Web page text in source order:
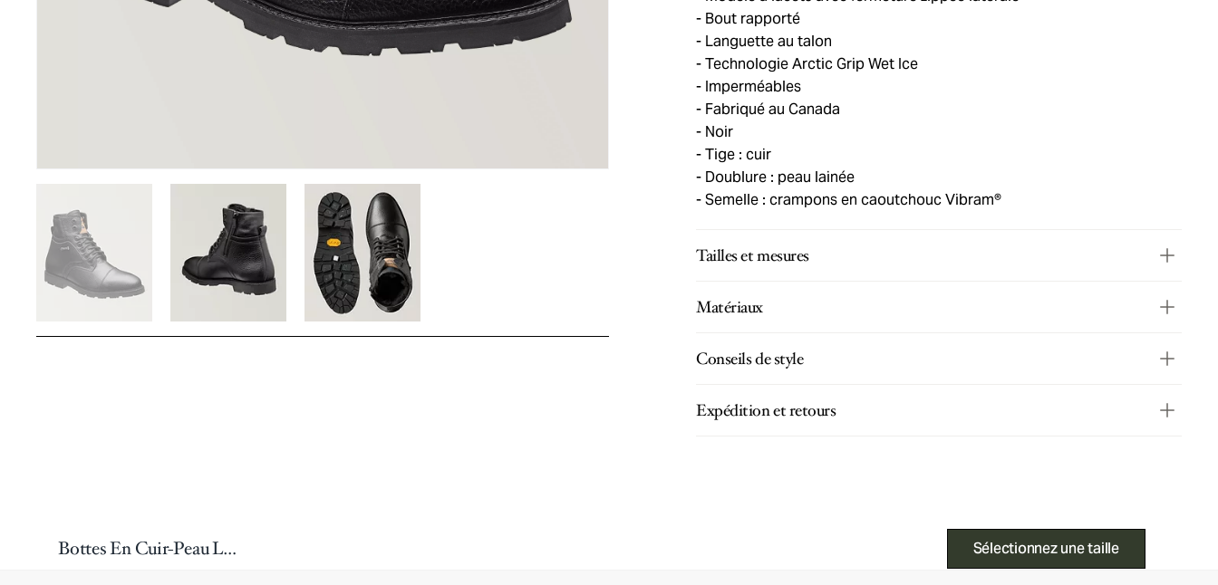
Bout rapporté
Languette au talon
Technologie Arctic Grip Wet Ice
Imperméables
Fabriqué au Canada
Noir
Tige : cuir
Doublure : peau lainée
Semelle : crampons en caoutchouc Vibram®
Tailles et mesures
Matériaux
Conseils de style
Expédition et retours
Bottes En Cuir-Peau Lainée Imperméables Kevin2 Sélectionnez une taille